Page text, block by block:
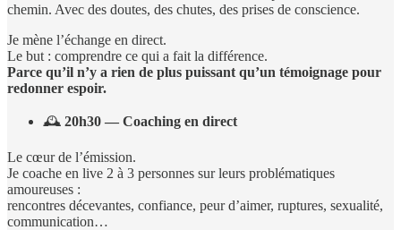
chemin. Avec des doutes, des chutes, des prises de conscience.
Je mène l’échange en direct.
Le but : comprendre ce qui a fait la différence.
Parce qu’il n’y a rien de plus puissant qu’un témoignage pour
redonner espoir.
🕰️ 20h30 — Coaching en direct
Le cœur de l’émission.
Je coache en live 2 à 3 personnes sur leurs problématiques
amoureuses :
rencontres décevantes, confiance, peur d’aimer, ruptures, sexualité,
communication…